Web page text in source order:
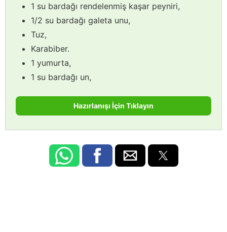
1 su bardağı rendelenmiş kaşar peyniri,
1/2 su bardağı galeta unu,
Tuz,
Karabiber.
1 yumurta,
1 su bardağı un,
Hazırlanışı İçin Tıklayın